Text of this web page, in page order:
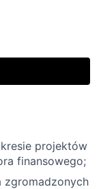
projektów
finansowego;
zgromadzonych